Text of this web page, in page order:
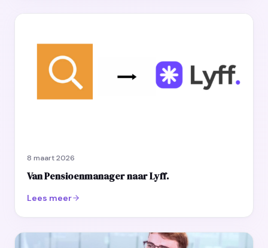
8 maart 2026
Van Pensioenmanager naar Lyff.
Lees meer